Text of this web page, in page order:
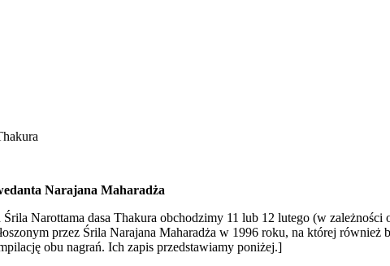
Narajana Maharadża
Narottama dasa Thakura obchodzimy 11 lub 12 lutego (w zależności
przez Śrila Narajana Maharadża w 1996 roku, na której
obu nagrań. Ich zapis przedstawiamy poniżej.]